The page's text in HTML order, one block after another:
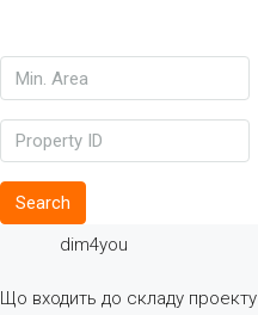
Search
dim4you
Що входить до складу проекту